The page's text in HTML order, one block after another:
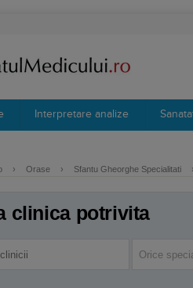
Interpretare analize
› Orase › Sfantu Gheorghe Specialitati ›
clinica potrivita
Orice